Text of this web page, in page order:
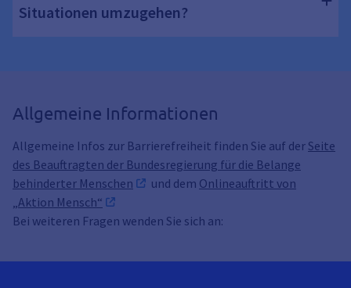
Situationen umzugehen?
Allgemeine Informationen
Allgemeine Infos zur Barrierefreiheit finden Sie auf der Seite
des Beauftragten der Bundesregierung für die Belange
behinderter Menschen
und dem Onlineauftritt von
„Aktion Mensch“
Bei weiteren Fragen wenden Sie sich an: